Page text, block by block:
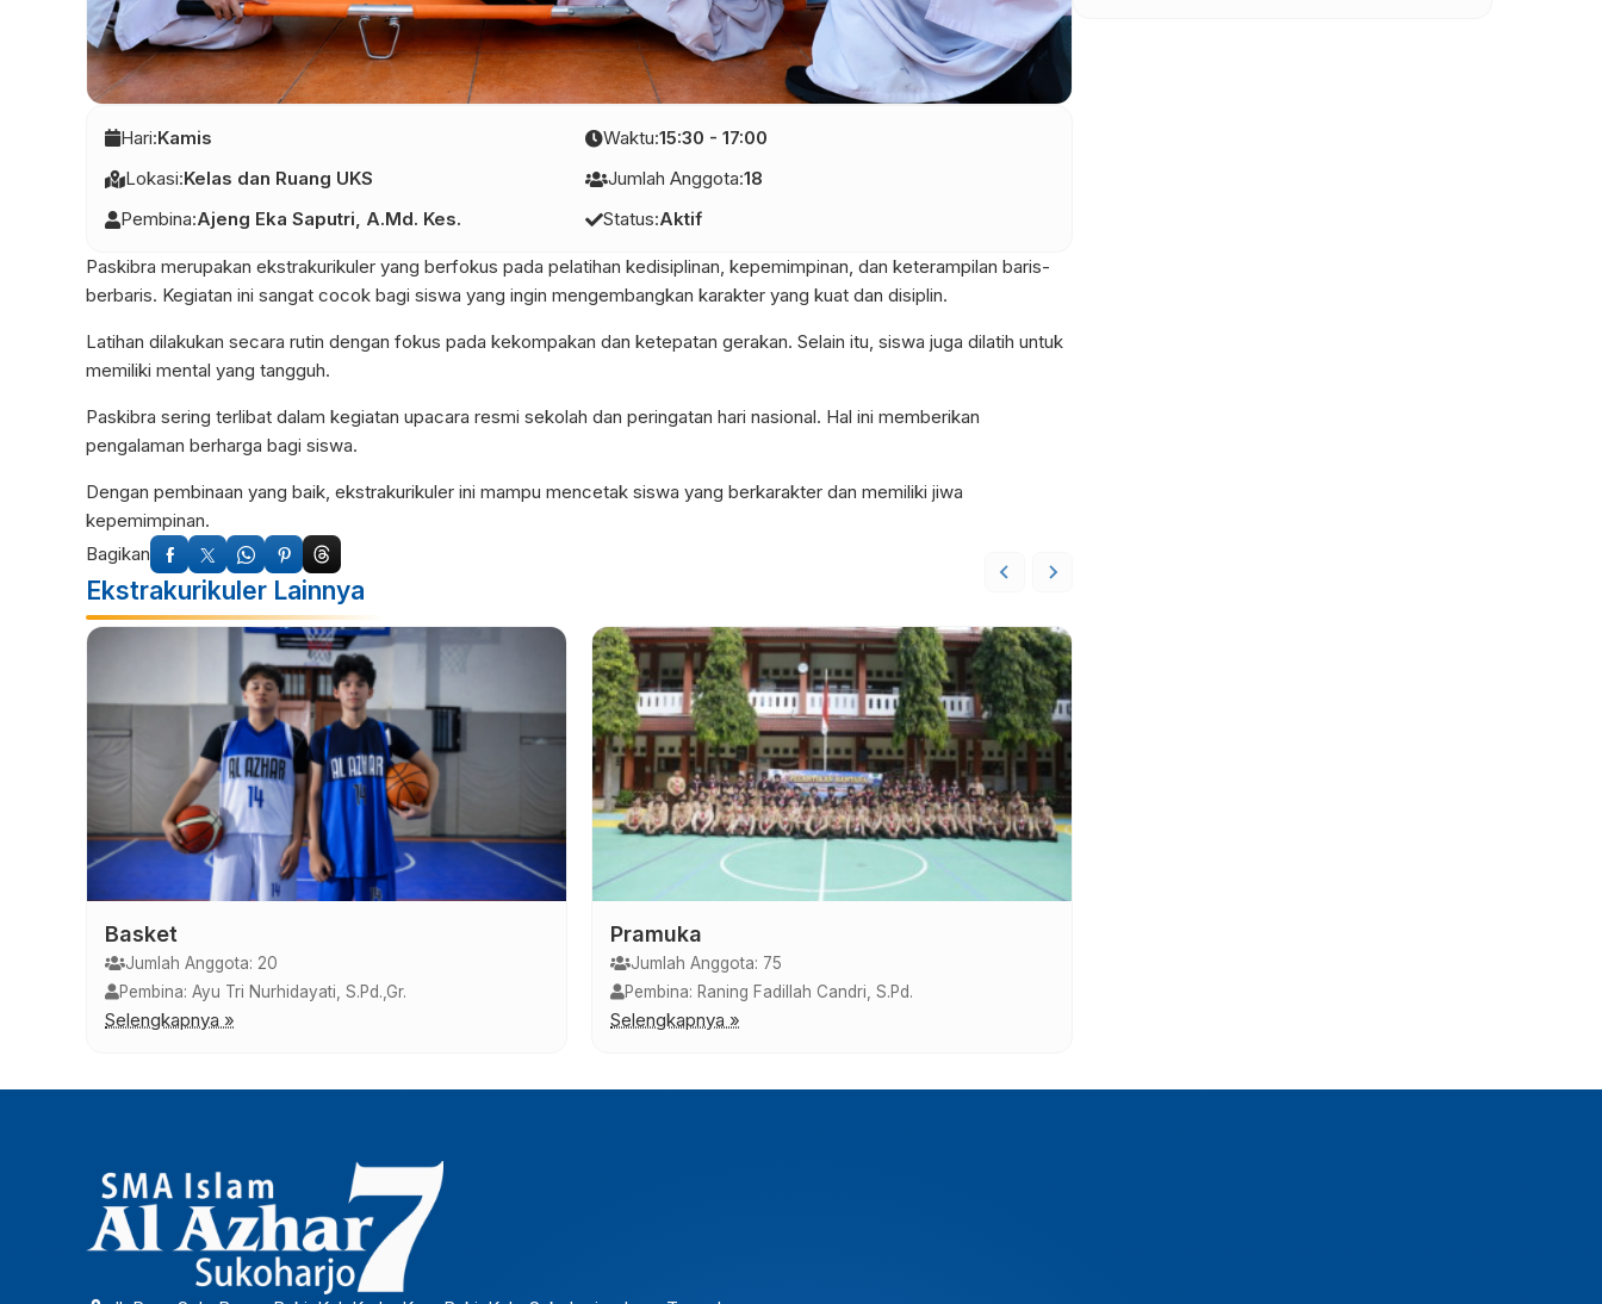
Hari:Kamis Waktu:15:30 - 17:00
Lokasi:Kelas dan Ruang UKS Jumlah Anggota:18
Pembina:Ajeng Eka Saputri, A.Md. Kes. Status:Aktif
Paskibra merupakan ekstrakurikuler yang berfokus pada pelatihan kedisiplinan, kepemimpinan, dan keterampilan baris-
berbaris. Kegiatan ini sangat cocok bagi siswa yang ingin mengembangkan karakter yang kuat dan disiplin.
Latihan dilakukan secara rutin dengan fokus pada kekompakan dan ketepatan gerakan. Selain itu, siswa juga dilatih untuk
memiliki mental yang tangguh.
Paskibra sering terlibat dalam kegiatan upacara resmi sekolah dan peringatan hari nasional. Hal ini memberikan
pengalaman berharga bagi siswa.
Dengan pembinaan yang baik, ekstrakurikuler ini mampu mencetak siswa yang berkarakter dan memiliki jiwa
kepemimpinan.
Bagikan
Ekstrakurikuler Lainnya
Pembina: M. Danang Fitriawan, S. Pd, Gr
Pembina: Reni Purnaningsih, S.Pd.Gr.